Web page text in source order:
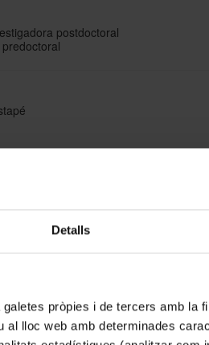
Detalls
pròpies i de tercers amb la
lloc web amb determinades
postdoctoral
validation of novel drug targets in Gram-
a trans-system approach
proteómico para identificar